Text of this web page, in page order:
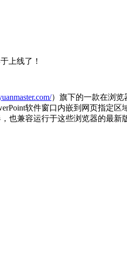
上线了！
）旗下的一款在浏览
软件窗口内嵌到网页指定区
也兼容运行于这些浏览器的最新